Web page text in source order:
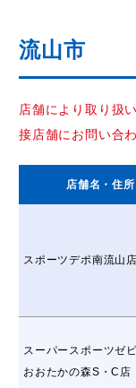
流山市
店舗により取り扱
接店舗にお問い合
店舗名 ・住所
スポーツデポ南流山店
スーパースポーツゼ
おおたかの森S・C店